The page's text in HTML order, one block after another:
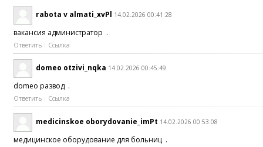
rabota v almati_xvPl 14.02.2026 00:41:28
вакансия администратор .
Ответить Ссылка
domeo otzivi_nqka 14.02.2026 00:45:49
domeo развод .
Ответить Ссылка
medicinskoe oborydovanie_imPt 14.02.2026 00:53:08
медицинское оборудование для больниц .